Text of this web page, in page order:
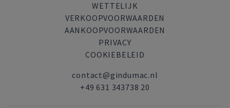
WETTELIJK
VERKOOPVOORWAARDEN
AANKOOPVOORWAARDEN
PRIVACY
COOKIEBELEID
contact@gindumac.nl
+49 631 343738 20